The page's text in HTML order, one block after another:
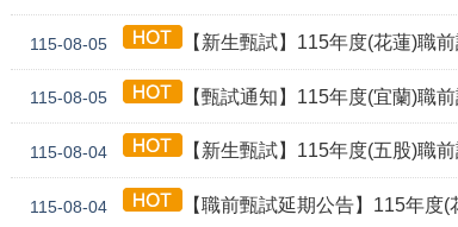
115-08-05 【新生甄試】115年度(花蓮)職前訓練「寶玉
115-08-05 【甄試通知】115年度(宜蘭)職前訓練「造
115-08-04 【新生甄試】115年度(五股)職前訓練「室
115-08-04 【職前甄試延期公告】115年度(花蓮)職前訓練「寶玉石金